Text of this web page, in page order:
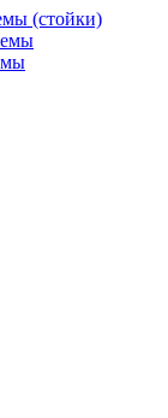
(стойки)